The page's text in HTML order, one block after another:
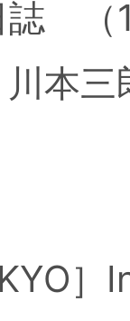
誌
本三